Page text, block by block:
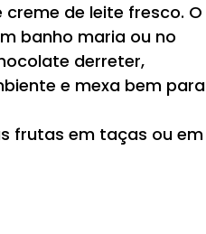
creme de leite fresco. O
banho maria ou no
derreter,
e mexa bem para
frutas em taças ou em